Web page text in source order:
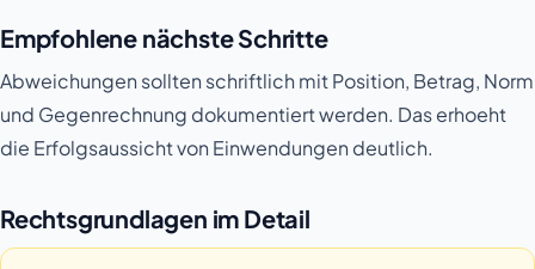
Empfohlene nächste Schritte
Abweichungen sollten schriftlich mit Position, Betrag, Norm
und Gegenrechnung dokumentiert werden. Das erhoeht
die Erfolgsaussicht von Einwendungen deutlich.
Rechtsgrundlagen im Detail